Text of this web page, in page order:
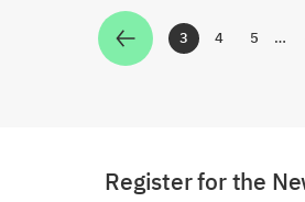
Zur Seite
3 Zur Seite
4 Zur
5 …
Register for the